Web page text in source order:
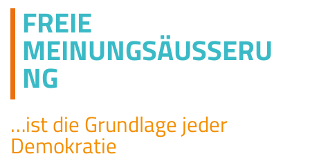
FREIE
MEINUNGSÄUSSERUN
G
…ist die Grundlage jeder
Demokratie